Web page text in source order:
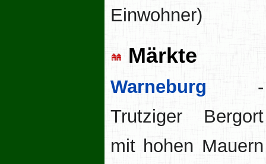
Einwohner)
Märkte
Warneburg -
Trutziger Bergort
mit hohen Mauern